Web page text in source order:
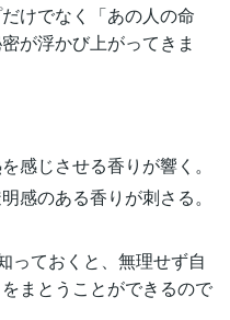
けでなく「あの人の命
が浮かび上がってきま
感じさせる香りが響く。
感のある香りが刺さる。
っておくと、無理せず自
まとうことができるので